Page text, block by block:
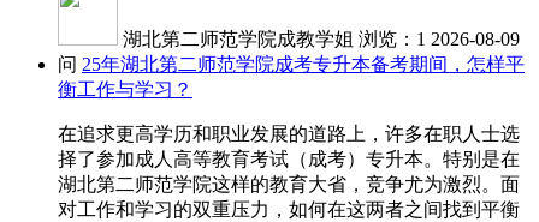
湖北第二师范学院成教学姐 浏览：1 2026-08-09
问 25年湖北第二师范学院成考专升本备考期间，怎样平
衡工作与学习？
在追求更高学历和职业发展的道路上，许多在职人士选
择了参加成人高等教育考试（成考）专升本。特别是在
湖北第二师范学院这样的教育大省，竞争尤为激烈。面
对工作和学习的双重压力，如何在这两者之间找到平衡